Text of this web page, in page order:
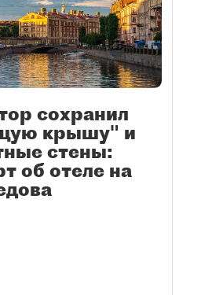
сохранил
крышу" и
стены:
об отеле на